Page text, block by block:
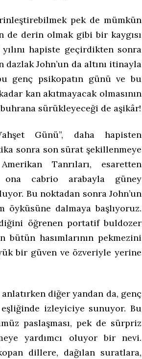
pek de mümkün
de derin olmak gibi bir kaygısı
yılını hapiste geçirdikten sonra
dazlak John’un da altını itinayla
genç psikopatın günü ve bu
kan akıtmayacak olmasının
sürükleyeceği de aşikâr!
Günü”, daha hapisten
sonra son sürat şekillenmeye
Tanrıları, esaretten
cabrio arabayla güney
Bu noktadan sonra John’un
öyküsüne dalmaya başlıyoruz.
öğrenen portatif buldozer
hasımlarının pekmezini
bir güven ve özveriyle yerine
diğer yandan da, genç
izleyiciye sunuyor. Bu
paslaşması, pek de sürpriz
yardımcı oluyor bir nevi.
dillere, dağılan suratlara,